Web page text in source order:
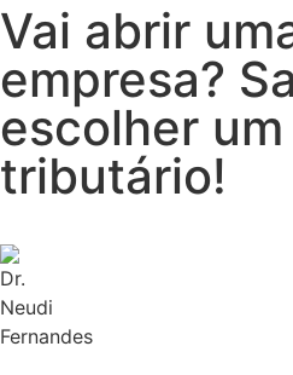
Vai abrir
empresa?
escolher
tributário!